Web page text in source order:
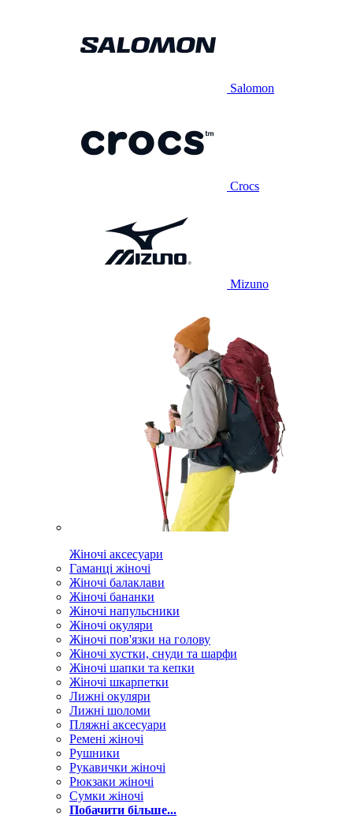
Salomon
Crocs
Mizuno
Жіночі аксесуари
Гаманці жіночі
Жіночі балаклави
Жіночі бананки
Жіночі напульсники
Жіночі окуляри
Жіночі пов'язки на голову
Жіночі хустки, снуди та шарфи
Жіночі шапки та кепки
Жіночі шкарпетки
Лижні окуляри
Лижні шоломи
Пляжні аксесуари
Ремені жіночі
Рушники
Рукавички жіночі
Рюкзаки жіночі
Сумки жіночі
Побачити більше...